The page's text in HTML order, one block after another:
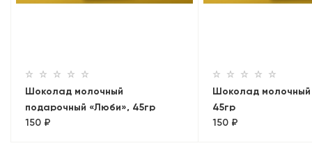
Шоколад молочный
подарочный «Люби», 45гр
150 ₽
Шоколад молочный
45гр
150 ₽